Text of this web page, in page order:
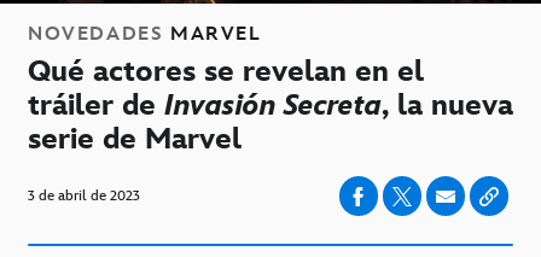
NOVEDADES MARVEL
Qué actores se revelan en el
tráiler de Invasión Secreta, la nueva
serie de Marvel
3 de abril de 2023